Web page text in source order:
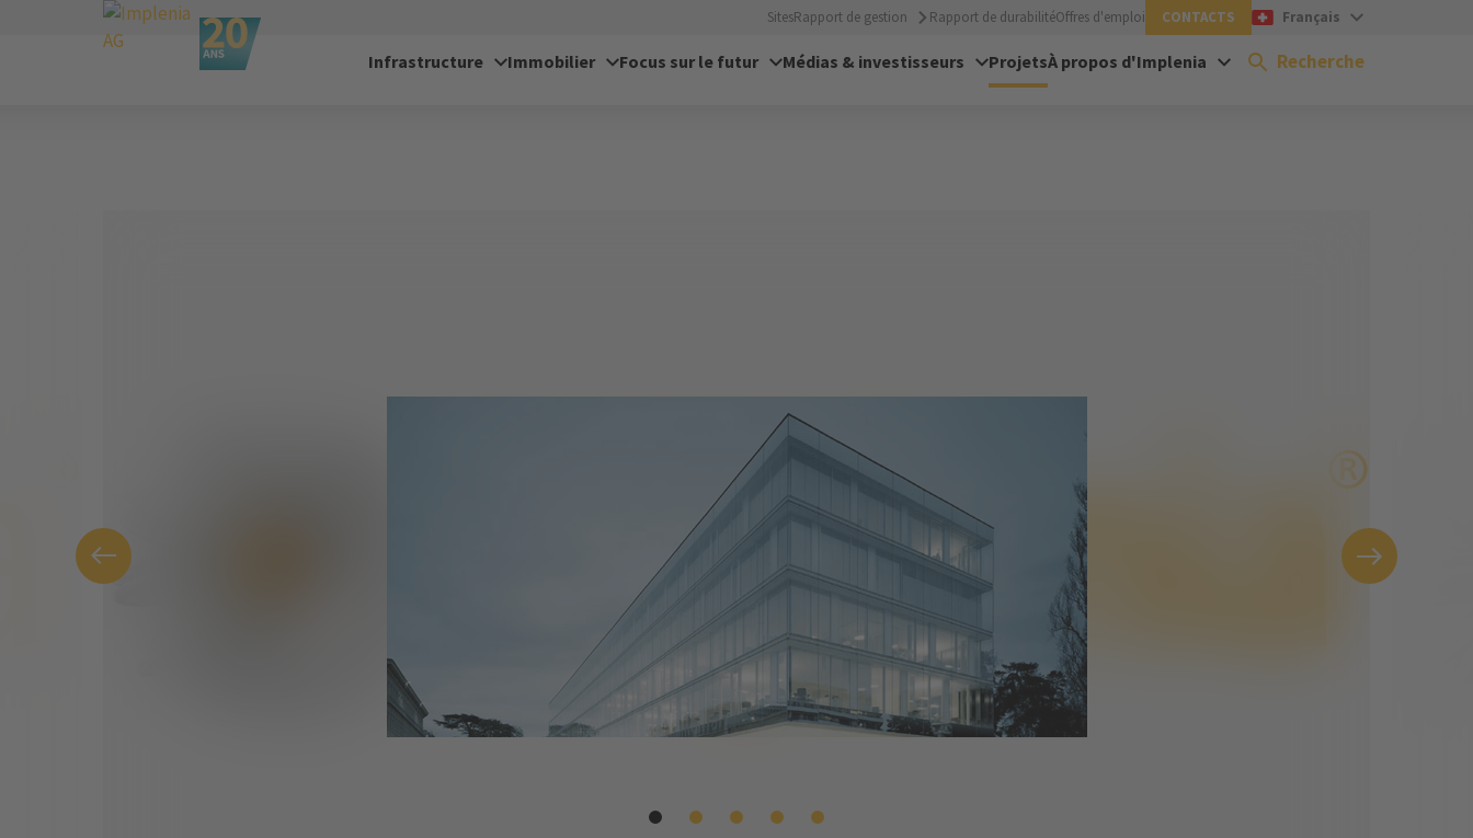
SitesRapport de gestion Rapport de durabilitéOffres d'emploi CONTACTS Français
Infrastructure Immobilier Focus sur le futur Médias & investisseurs ProjetsÀ propos d'Implenia Recherche